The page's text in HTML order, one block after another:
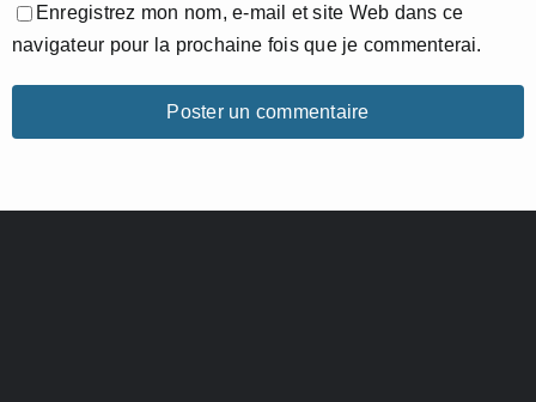
Enregistrez mon nom, e-mail et site Web dans ce
navigateur pour la prochaine fois que je commenterai.